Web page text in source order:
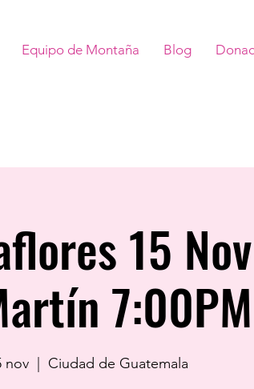
Equipo de Montaña Blog
15
7:00PM
nov
  |
Ciudad de Guatemala